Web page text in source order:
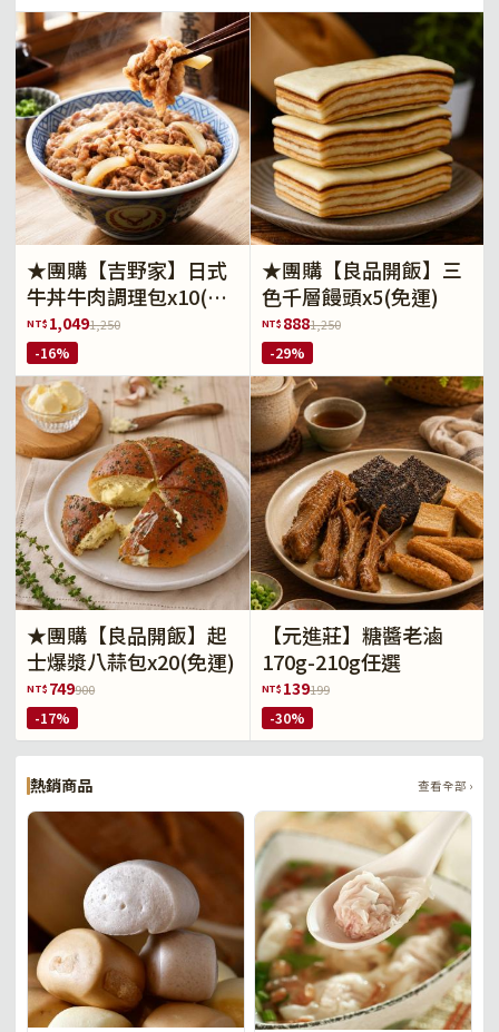
★團購【吉野家】日式
牛丼牛肉調理包x10(免
運)
NT$ 1,0491,250
-16%
★團購【良品開飯】三
色千層饅頭x5(免運)
NT$ 8881,250
-29%
★團購【良品開飯】起
士爆漿八蒜包x20(免運)
NT$ 749900
-17%
【元進莊】糖醬老滷
170g-210g任選
NT$ 139199
-30%
熱銷商品 查看全部 ›